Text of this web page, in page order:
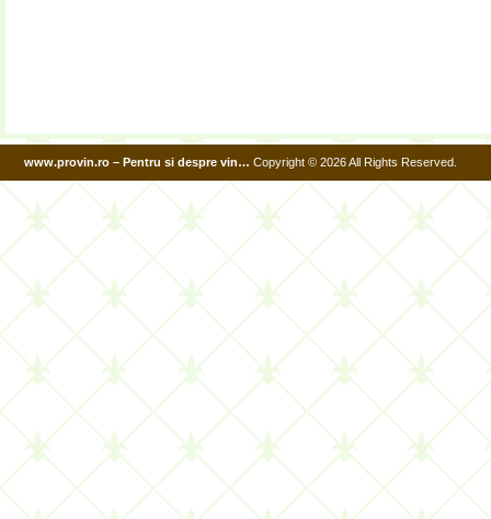
www.provin.ro – Pentru si despre vin… Copyright © 2026 All Rights Reserved.